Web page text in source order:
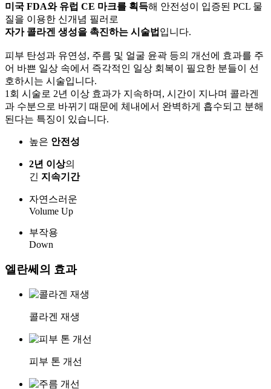
미국 FDA와 유럽 CE 마크를 획득해 안전성이 입증된 PCL 물
질을 이용한 신개념 필러로
자가 콜라겐 생성을 촉진하는 시술법 입니다.
피부 탄성과 유연성, 주름 및 얼굴 윤곽 등의 개선에 효과를 주
어 바쁜 일상 속에서 즉각적인 일상 회복이 필요한 분들이 선
호하시는 시술입니다.
1회 시술로 2년 이상 효과가 지속하며, 시간이 지나며 콜라겐
과 수분으로 바뀌기 때문에 체내에서 완벽하게 흡수되고 분해
된다는 특징이 있습니다.
높은 안전성
2년 이상의
긴 지속기간
자연스러운
Volume Up
부작용
Down
엘란쎄의 효과
콜라겐 재생
피부 톤 개선